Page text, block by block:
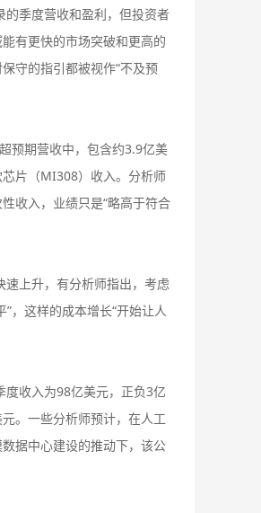
的季度营收和盈利，但投资者
有更快的市场突破和更高的
守的指引都被视作“不及预
预期营收中，包含约3.9亿美
片（MI308）收入。分析师
收入，业绩只是“略高于符合
上升，有分析师指出，考虑
”，这样的成本增长“开始让人
收入为98亿美元，正负3亿
。一些分析师预计，在人工
据中心建设的推动下，该公